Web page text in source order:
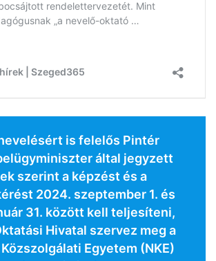
is felelős Pintér
által jegyzett
szerint a képzést és a
2024. szeptember 1. és
31. között kell teljesíteni,
Hivatal szervez meg a
Egyetem (NKE)